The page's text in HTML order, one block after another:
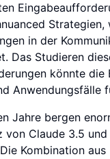
Strategien,
in der
Das Studieren
könnte die
Anwendungsfälle
Jahre bergen
von Claude 3.5 und
Kombination aus